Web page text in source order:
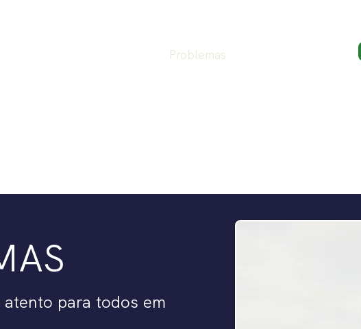
Problemas
para todos em